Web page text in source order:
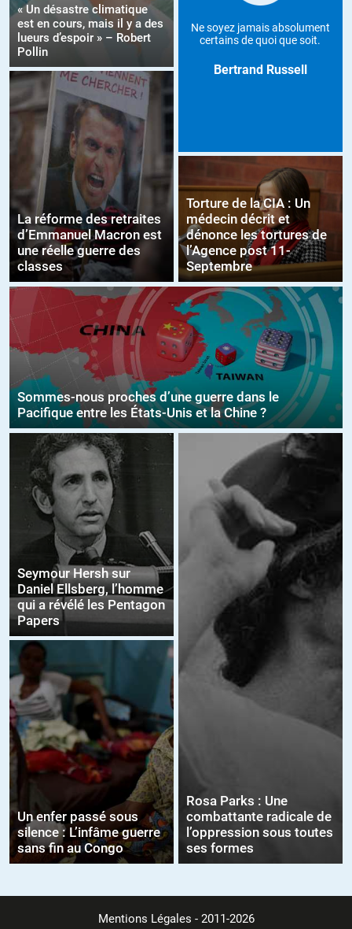
« Un désastre climatique
est en cours, mais il y a des
lueurs d’espoir » – Robert
Pollin
La réforme des retraites
d’Emmanuel Macron est
une réelle guerre des
classes
Ne soyez jamais absolument
certains de quoi que soit.
Bertrand Russell
Torture de la CIA : Un
médecin décrit et
dénonce les tortures de
l’Agence post 11-
Septembre
Sommes-nous proches d’une guerre dans le
Pacifique entre les États-Unis et la Chine ?
Seymour Hersh sur
Daniel Ellsberg, l’homme
qui a révélé les Pentagon
Papers
Un enfer passé sous
silence : L’infâme guerre
sans fin au Congo
Rosa Parks : Une
combattante radicale de
l’oppression sous toutes
ses formes
Mentions Légales - 2011-2026